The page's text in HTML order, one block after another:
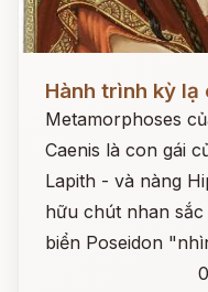
Hành trình kỳ lạ
Metamorphoses
Caenis là con gái
Lapith - và nàng
hữu chút nhan
biển Poseidon